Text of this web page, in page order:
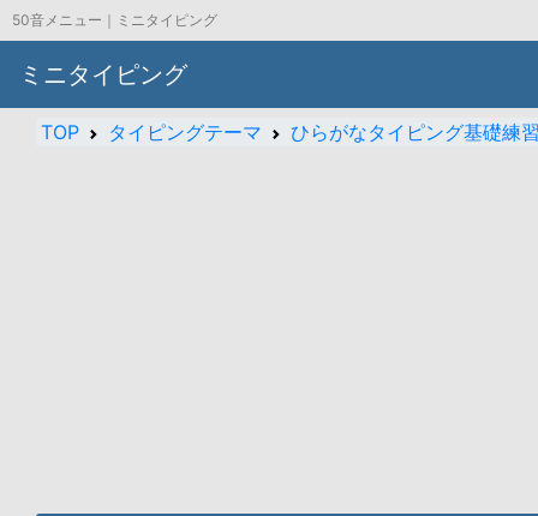
50音メニュー｜ミニタイピング
ミニタイピング
TOP タイピングテーマ ひらがなタイピング基礎練